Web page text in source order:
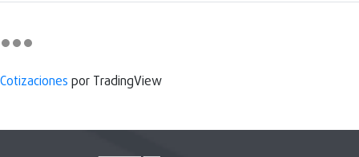
Cotizaciones por TradingView